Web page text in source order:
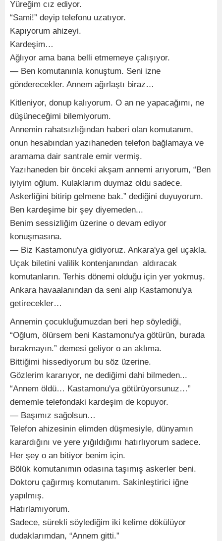
Yüreğim cız ediyor.
“Sami!” deyip telefonu uzatıyor.
Kapıyorum ahizeyi.
Kardeşim…
Ağlıyor ama bana belli etmemeye çalışıyor.
— Ben komutanınla konuştum. Seni izne
gönderecekler. Annem ağırlaştı biraz…
Kitleniyor, donup kalıyorum. O an ne yapacağımı, ne
düşüneceğimi bilemiyorum.
Annemin rahatsızlığından haberi olan komutanım,
onun hesabından yazıhaneden telefon bağlamaya ve
aramama dair santrale emir vermiş.
Yazıhaneden bir önceki akşam annemi arıyorum, “Ben
iyiyim oğlum. Kulaklarım duymaz oldu sadece.
Askerliğini bitirip gelmene bak.” dediğini duyuyorum.
Ben kardeşime bir şey diyemeden...
Benim sessizliğim üzerine o devam ediyor
konuşmasına.
— Biz Kastamonu'ya gidiyoruz. Ankara'ya gel uçakla.
Uçak biletini valilik kontenjanından aldıracak
komutanların. Terhis dönemi olduğu için yer yokmuş.
Ankara havaalanından da seni alıp Kastamonu'ya
getirecekler…
Annemin çocukluğumuzdan beri hep söylediği,
“Oğlum, ölürsem beni Kastamonu'ya götürün, burada
bırakmayın.” demesi geliyor o an aklıma.
Bittiğimi hissediyorum bu söz üzerine.
Gözlerim kararıyor, ne dediğimi dahi bilmeden...
“Annem öldü… Kastamonu'ya götürüyorsunuz…”
dememle telefondaki kardeşim de kopuyor.
— Başımız sağolsun…
Telefon ahizesinin elimden düşmesiyle, dünyamın
karardığını ve yere yığıldığımı hatırlıyorum sadece.
Her şey o an bitiyor benim için.
Bölük komutanımın odasına taşımış askerler beni.
Doktoru çağırmış komutanım. Sakinleştirici iğne
yapılmış.
Hatırlamıyorum.
Sadece, sürekli söylediğim iki kelime dökülüyor
dudaklarımdan, “Annem gitti.”